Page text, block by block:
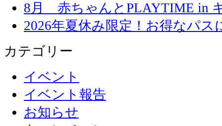
8月 赤ちゃんとPLAYTIME in
2026年夏休み限定！お得なパス
カテゴリー
イベント
イベント報告
お知らせ